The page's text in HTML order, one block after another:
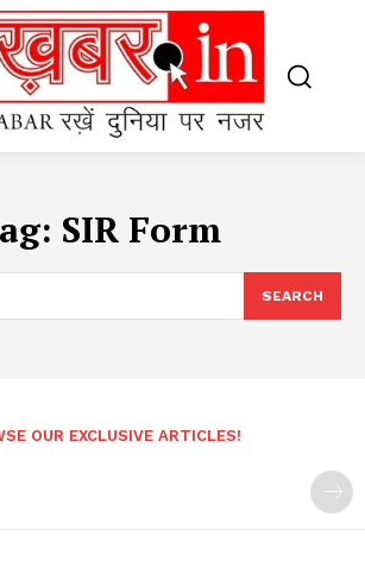
SIR Form
SEARCH
OUR EXCLUSIVE ARTICLES!